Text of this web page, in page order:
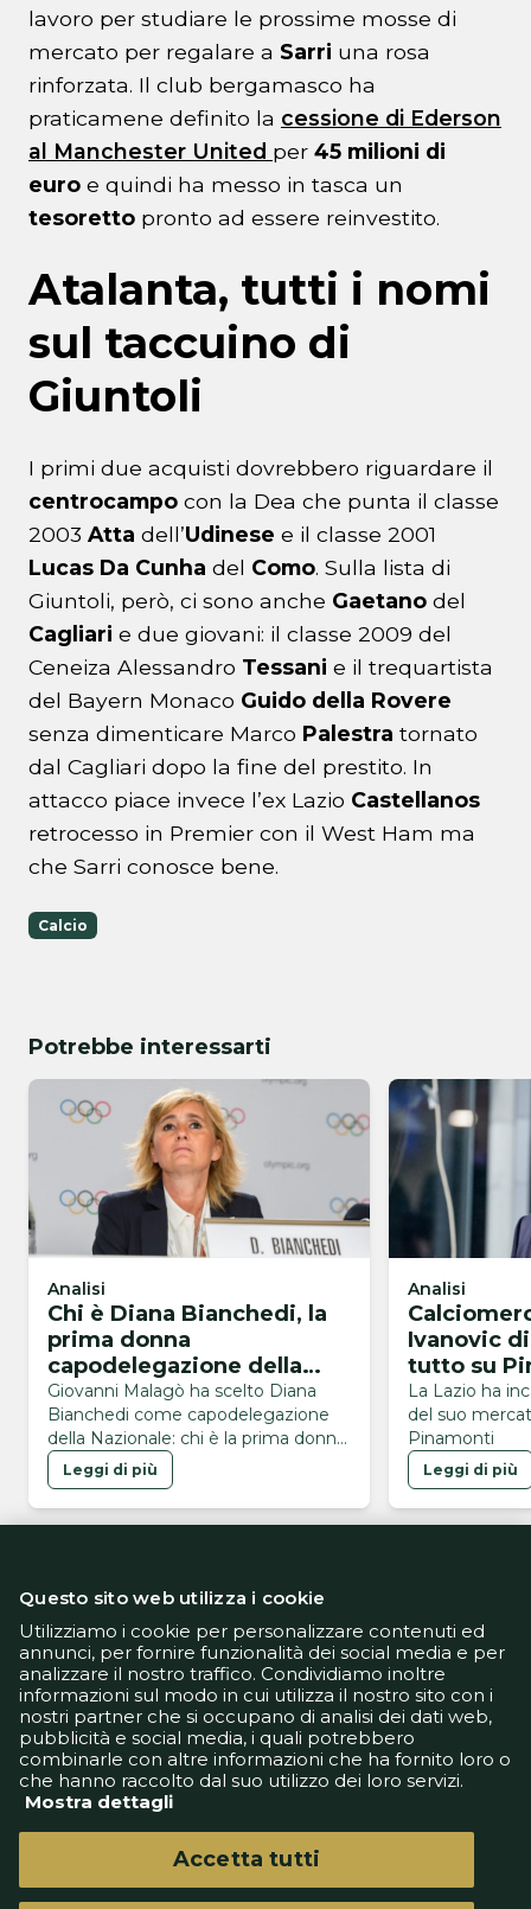
lavoro per studiare le prossime mosse di
mercato per regalare a Sarri una rosa
rinforzata. Il club bergamasco ha
praticamene definito la cessione di Ederson
al Manchester United per 45 milioni di
euro e quindi ha messo in tasca un
tesoretto pronto ad essere reinvestito.
Atalanta, tutti i nomi
sul taccuino di
Giuntoli
I primi due acquisti dovrebbero riguardare il
centrocampo con la Dea che punta il classe
2003 Atta dell’Udinese e il classe 2001
Lucas Da Cunha del Como. Sulla lista di
Giuntoli, però, ci sono anche Gaetano del
Cagliari e due giovani: il classe 2009 del
Ceneiza Alessandro Tessani e il trequartista
del Bayern Monaco Guido della Rovere
senza dimenticare Marco Palestra tornato
dal Cagliari dopo la fine del prestito. In
attacco piace invece l’ex Lazio Castellanos
retrocesso in Premier con il West Ham ma
che Sarri conosce bene.
Calcio
Potrebbe interessarti
Analisi
Chi è Diana Bianchedi, la
prima donna
capodelegazione della
Nazionale
Giovanni Malagò ha scelto Diana
Bianchedi come capodelegazione
della Nazionale: chi è la prima donna
a ricoprire questo ruolo
Leggi di più
Analisi
Ivanovic
tutto su
La Lazio ha
del suo
Pinamonti
Leggi di più
Informativa Privacy
Informativa Cookie
Tech App
Gestione preferenze
support@goldbetlive.it
Questo sito web utilizza i cookie
Utilizziamo i cookie per personalizzare contenuti ed
annunci, per fornire funzionalità dei social media e per
analizzare il nostro traffico. Condividiamo inoltre
informazioni sul modo in cui utilizza il nostro sito con i
nostri partner che si occupano di analisi dei dati web,
pubblicità e social media, i quali potrebbero
combinarle con altre informazioni che ha fornito loro o
che hanno raccolto dal suo utilizzo dei loro servizi.
Mostra dettagli
Accetta tutti